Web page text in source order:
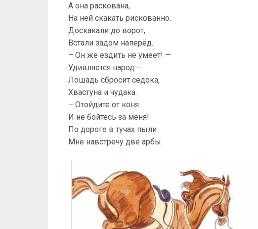
А она раскована,
На ней скакать рискованно.
Доскакали до ворот,
Встали задом наперёд.
– Он же ездить не умеет! —
Удивляется народ.—
Лошадь сбросит седока,
Хвастуна и чудака.
– Отойдите от коня
И не бойтесь за меня!
По дороге в тучах пыли
Мне навстречу две арбы.